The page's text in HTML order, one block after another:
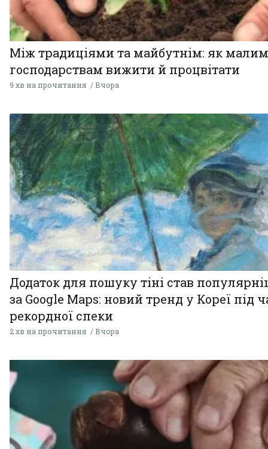
Між традиціями та майбутнім: як малим
господарствам вижити й процвітати
9 хв на прочитання Вчора
Додаток для пошуку тіні став
за Google Maps: новий тренд у Кореї під
рекордної спеки
2 хв на прочитання Вчора